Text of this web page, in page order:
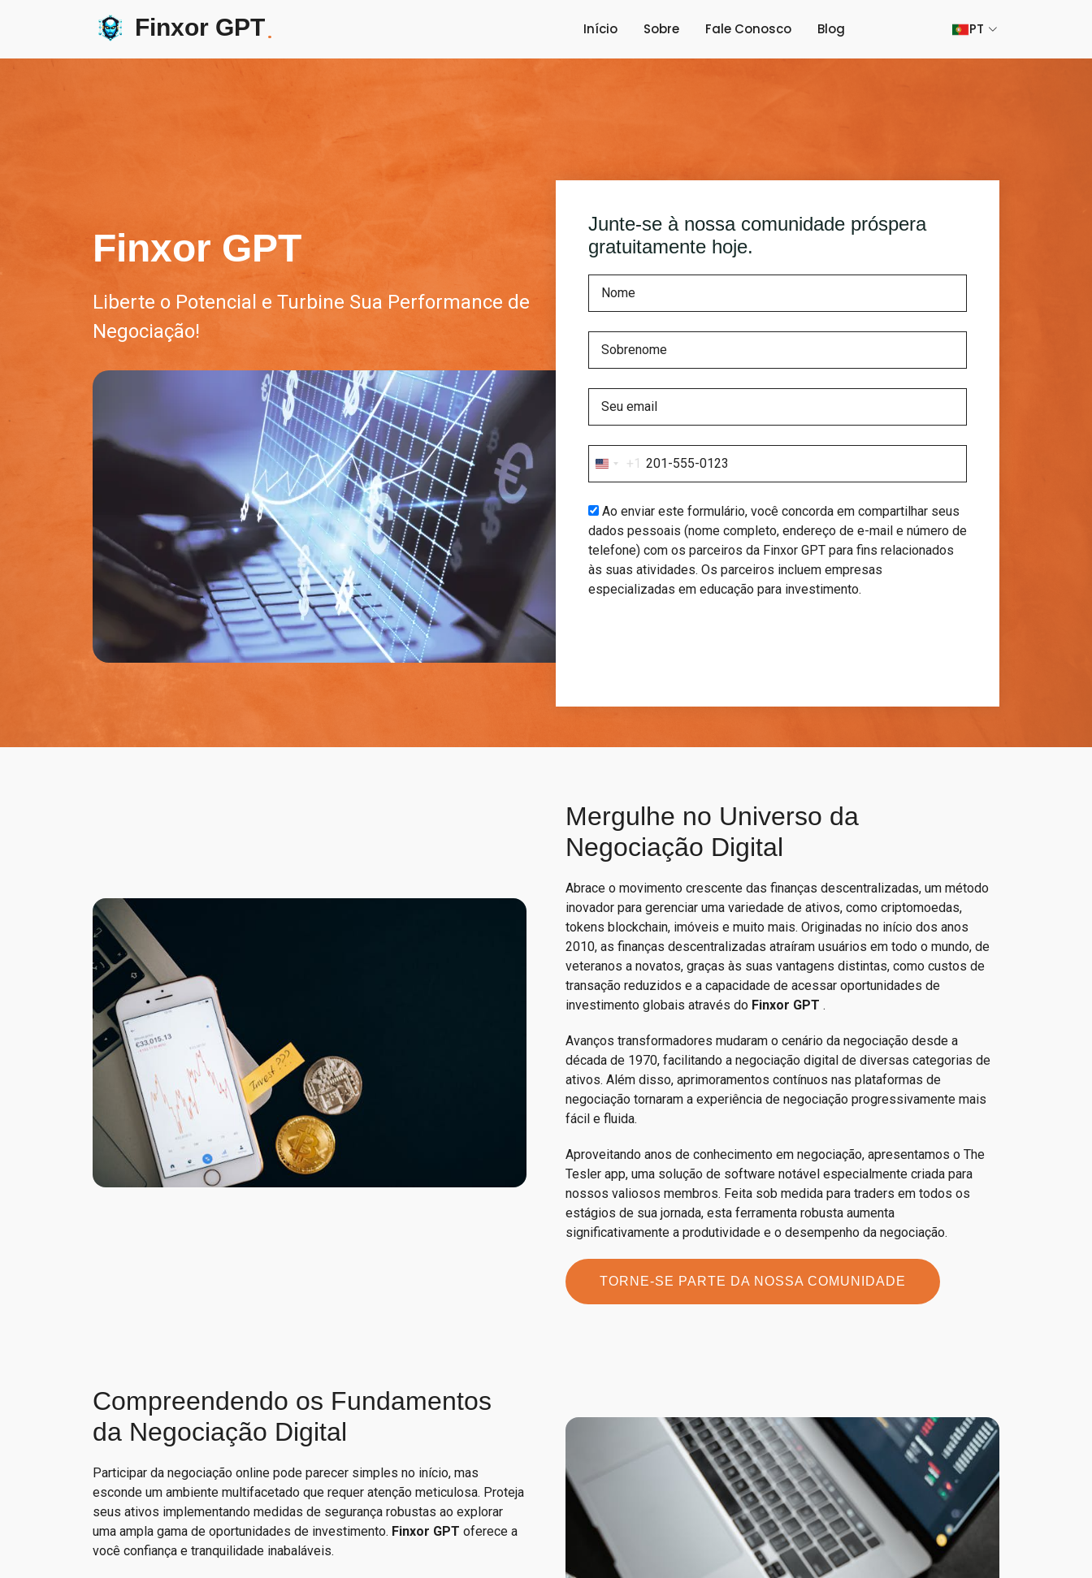
Finxor GPT. Início Sobre Fale Conosco Blog PT
Finxor GPT
Liberte o Potencial e Turbine Sua Performance de
Negociação!
Junte-se à nossa comunidade próspera
gratuitamente hoje.
United
States
+1
+1
Ao enviar este formulário, você concorda em compartilhar seus
dados pessoais (nome completo, endereço de e-mail e número de
telefone) com os parceiros da Finxor GPT para fins relacionados
às suas atividades. Os parceiros incluem empresas
especializadas em educação para investimento.
Mergulhe no Universo da
Negociação Digital
Abrace o movimento crescente das finanças descentralizadas, um método
inovador para gerenciar uma variedade de ativos, como criptomoedas,
tokens blockchain, imóveis e muito mais. Originadas no início dos anos
2010, as finanças descentralizadas atraíram usuários em todo o mundo, de
veteranos a novatos, graças às suas vantagens distintas, como custos de
transação reduzidos e a capacidade de acessar oportunidades de
investimento globais através do Finxor GPT .
Avanços transformadores mudaram o cenário da negociação desde a
década de 1970, facilitando a negociação digital de diversas categorias de
ativos. Além disso, aprimoramentos contínuos nas plataformas de
negociação tornaram a experiência de negociação progressivamente mais
fácil e fluida.
Aproveitando anos de conhecimento em negociação, apresentamos o The
Tesler app, uma solução de software notável especialmente criada para
nossos valiosos membros. Feita sob medida para traders em todos os
estágios de sua jornada, esta ferramenta robusta aumenta
significativamente a produtividade e o desempenho da negociação.
TORNE-SE PARTE DA NOSSA COMUNIDADE
Compreendendo os Fundamentos
da Negociação Digital
Participar da negociação online pode parecer simples no início, mas
esconde um ambiente multifacetado que requer atenção meticulosa. Proteja
seus ativos implementando medidas de segurança robustas ao explorar
uma ampla gama de oportunidades de investimento. Finxor GPT oferece a
você confiança e tranquilidade inabaláveis.